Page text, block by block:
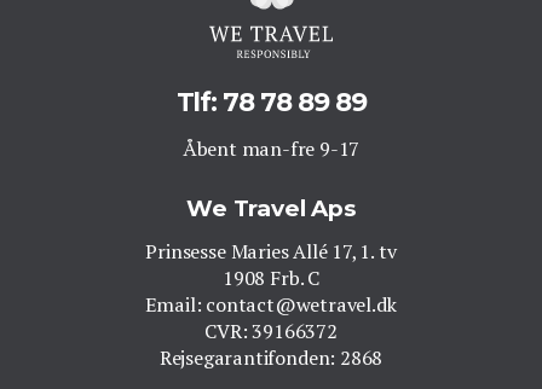
Tlf: 78 78 89 89
Åbent man-fre 9-17
We Travel Aps
Prinsesse Maries Allé 17, 1. tv
1908 Frb. C
Email: contact@wetravel.dk
CVR: 39166372
Rejsegarantifonden: 2868